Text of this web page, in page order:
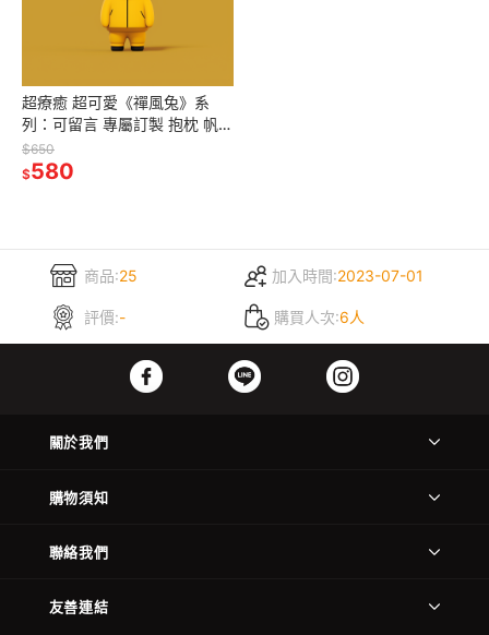
超療癒 超可愛《禪風兔》系
列：可留言 專屬訂製 抱枕 帆布
包 托特包
$650
$580
商品:25 加入時間:2023-07-01
評價:- 購買人次:6人
關於我們
購物須知
聯絡我們
友善連結